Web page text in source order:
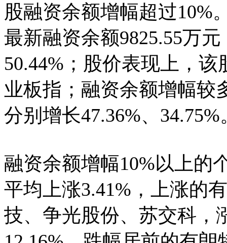
股融资余额增幅超过10%
最新融资余额9825.55万
50.44%；股价表现上，
业板指；融资余额增幅较
分别增长47.36%、34.75%
融资余额增幅10%以上的
平均上涨3.41%，上涨的
技、争光股份、苏交科，